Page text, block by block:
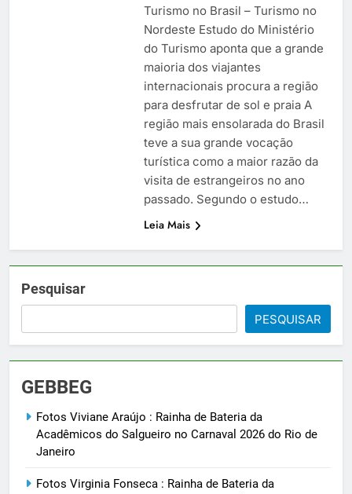
Turismo no Brasil – Turismo no
Nordeste Estudo do Ministério
do Turismo aponta que a grande
maioria dos viajantes
internacionais procura a região
para desfrutar de sol e praia A
região mais ensolarada do Brasil
teve a sua grande vocação
turística como a maior razão da
visita de estrangeiros no ano
passado. Segundo o estudo…
Leia Mais
Pesquisar
PESQUISAR
GEBBEG
Fotos Viviane Araújo : Rainha de Bateria da
Acadêmicos do Salgueiro no Carnaval 2026 do Rio de
Janeiro
Fotos Virginia Fonseca : Rainha de Bateria da